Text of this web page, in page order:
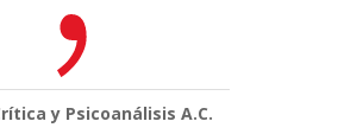
y Psicoanálisis A.C.